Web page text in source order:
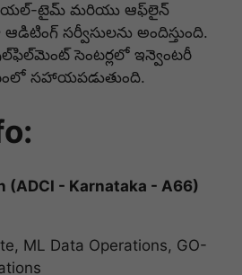
రియల్-టైమ్ మరియు ఆఫ్‌లైన్
సర్వీసులను అందిస్తుంది.
సెంటర్లలో ఇన్వెంటరీ
సహాయపడుతుంది.
(ADCI - Karnataka - A66)
ML Data Operations, GO-